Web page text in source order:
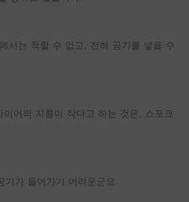
서는 척할 수 없고, 전혀 공기를 넣을 수
어의 지름이 작다고 하는 것은, 스포크
가 들어가기 어려운군요.